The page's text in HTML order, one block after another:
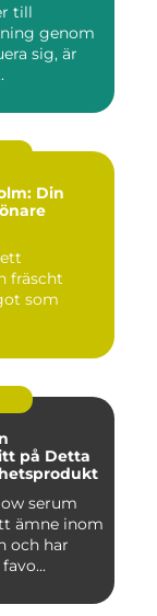
till
genom
sig, är
Din
fräscht
som
på Detta
serum
ämne inom
och har